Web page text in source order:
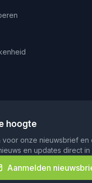
hoogte
voor onze nieuwsbrief en
en updates direct in
Aanmelden